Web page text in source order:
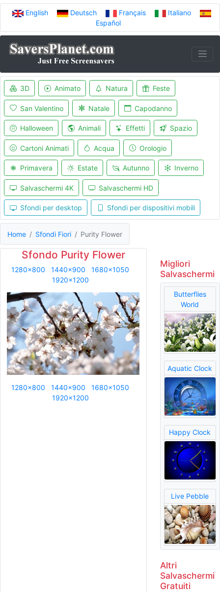
English Deutsch Français
Italiano
Español
3D Animato Natura Feste
San Valentino Natale Capodanno
Halloween Animali Effetti Spazio
Cartoni Animati Acqua Orologio
Primavera Estate Autunno Inverno
Salvaschermi 4K Salvaschermi HD
Sfondi per desktop Sfondi per dispositivi mobili
Home Sfondi Fiori Purity Flower
Sfondo Purity Flower
1280x800 1440x900
1680x1050
1920x1200
1280x800 1440x900
1680x1050
1920x1200
Migliori
Salvaschermi
Butterflies
World
Aquatic Clock
Happy Clock
Live Pebble
Altri
Salvaschermi
Gratuiti